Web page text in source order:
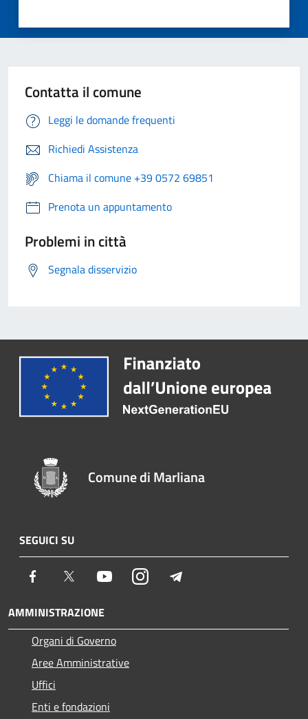
Contatta il comune
Leggi le domande frequenti
Richiedi Assistenza
Chiama il comune +39 0572 69851
Prenota un appuntamento
Problemi in città
Segnala disservizio
Comune di Marliana
SEGUICI SU
Facebook Twitter YoutubeInstagram
AMMINISTRAZIONE
Organi di Governo
Aree Amministrative
Uffici
Enti e fondazioni